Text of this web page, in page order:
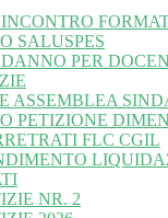
SALUSPES
PER
ASSEMBLEA
PETIZIONE
FLC CGIL
NR. 2